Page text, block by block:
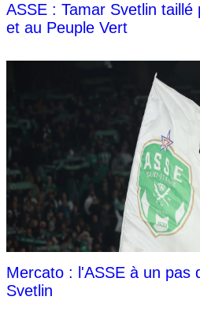
ASSE : Tamar Svetlin
et au Peuple Vert
Mercato : l'ASSE à un pas
Svetlin